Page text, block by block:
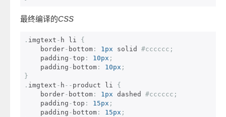
最终编译的CSS
. imgtext - h li {
    border
- bottom : 1px solid #cccccc;
    padding
-top : 10px ;
    padding
- bottom : 10px ;
}
. imgtext - h -- product li {
    border
- bottom : 1px dashed #cccccc;
    padding
-top : 15px ;
    padding
- bottom : 15px ;